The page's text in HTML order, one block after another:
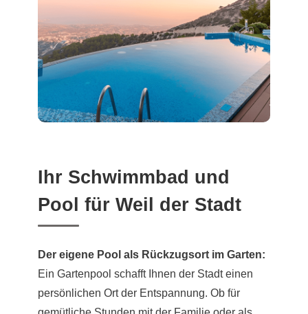
Ihr Schwimmbad und
Pool für Weil der Stadt
Der eigene Pool als Rückzugsort im Garten:
Ein Gartenpool schafft Ihnen der Stadt einen
persönlichen Ort der Entspannung. Ob für